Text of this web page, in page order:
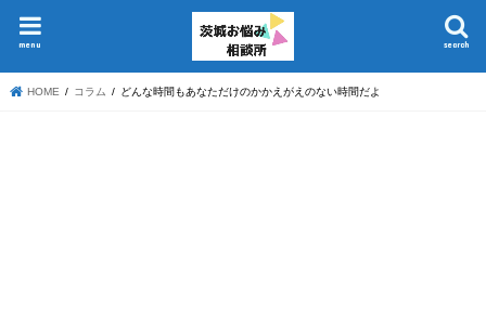
search
menu
HOME コラム どんな時間もあなただけのかかえがえのない時間だよ